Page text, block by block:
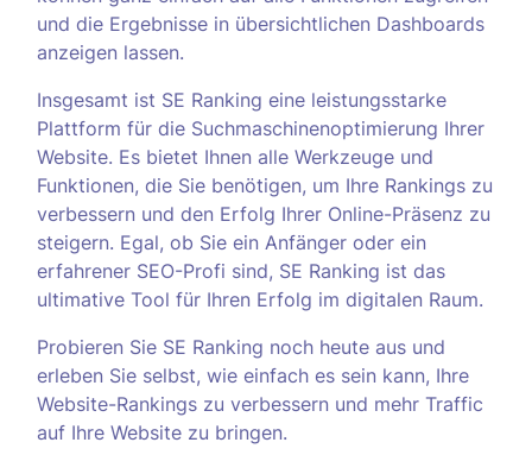
und die Ergebnisse in übersichtlichen Dashboards
anzeigen lassen.
Insgesamt ist SE Ranking eine leistungsstarke
Plattform für die Suchmaschinenoptimierung Ihrer
Website. Es bietet Ihnen alle Werkzeuge und
Funktionen, die Sie benötigen, um Ihre Rankings zu
verbessern und den Erfolg Ihrer Online-Präsenz zu
steigern. Egal, ob Sie ein Anfänger oder ein
erfahrener SEO-Profi sind, SE Ranking ist das
ultimative Tool für Ihren Erfolg im digitalen Raum.
Probieren Sie SE Ranking noch heute aus und
erleben Sie selbst, wie einfach es sein kann, Ihre
Website-Rankings zu verbessern und mehr Traffic
auf Ihre Website zu bringen.